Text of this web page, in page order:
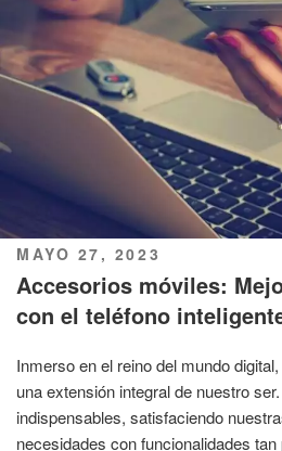
PUBLICADO
EL
MAYO 27, 2023
Accesorios móviles:
con el teléfono
Inmerso en el reino del mundo digital,
una extensión integral de nuestro
indispensables, satisfaciendo
necesidades con funcionalidades